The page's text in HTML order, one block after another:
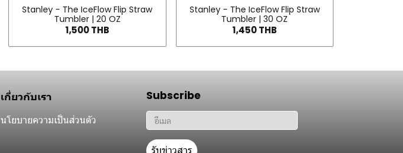
Stanley - The IceFlow Flip Straw
Tumbler | 20 OZ
1,500 THB
Stanley - The IceFlow Flip Straw
Tumbler | 30 OZ
1,450 THB
เกี่ยวกับเรา
นโยบายความเป็นส่วนตัว
Subscribe
รับข่าวสาร